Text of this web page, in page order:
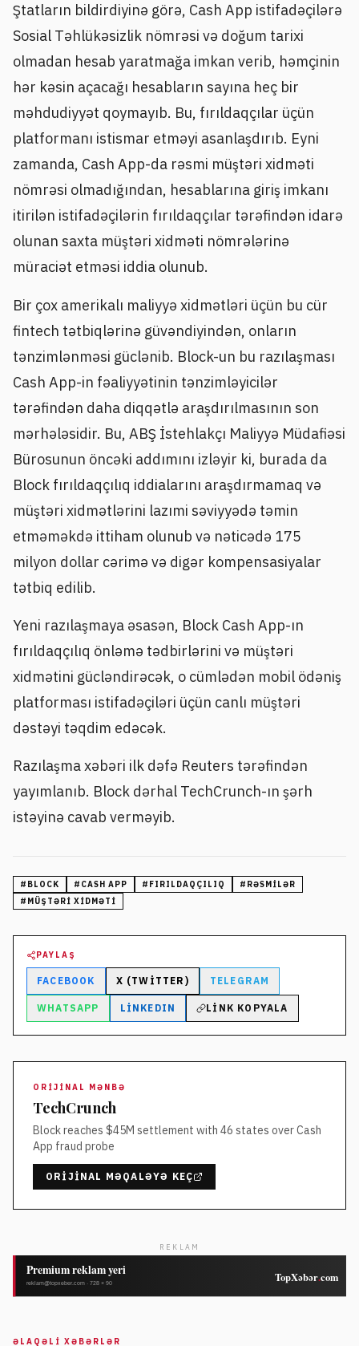
Ştatların bildirdiyinə görə, Cash App istifadəçilərə
Sosial Təhlükəsizlik nömrəsi və doğum tarixi
olmadan hesab yaratmağa imkan verib, həmçinin
hər kəsin açacağı hesabların sayına heç bir
məhdudiyyət qoymayıb. Bu, fırıldaqçılar üçün
platformanı istismar etməyi asanlaşdırıb. Eyni
zamanda, Cash App-da rəsmi müştəri xidməti
nömrəsi olmadığından, hesablarına giriş imkanı
itirilən istifadəçilərin fırıldaqçılar tərəfindən idarə
olunan saxta müştəri xidməti nömrələrinə
müraciət etməsi iddia olunub.
Bir çox amerikalı maliyyə xidmətləri üçün bu cür
fintech tətbiqlərinə güvəndiyindən, onların
tənzimlənməsi güclənib. Block-un bu razılaşması
Cash App-in fəaliyyətinin tənzimləyicilər
tərəfindən daha diqqətlə araşdırılmasının son
mərhələsidir. Bu, ABŞ İstehlakçı Maliyyə Müdafiəsi
Bürosunun öncəki addımını izləyir ki, burada da
Block fırıldaqçılıq iddialarını araşdırmamaq və
müştəri xidmətlərini lazımi səviyyədə təmin
etməməkdə ittiham olunub və nəticədə 175
milyon dollar cərimə və digər kompensasiyalar
tətbiq edilib.
Yeni razılaşmaya əsasən, Block Cash App-ın
fırıldaqçılıq önləmə tədbirlərini və müştəri
xidmətini gücləndirəcək, o cümlədən mobil ödəniş
platforması istifadəçiləri üçün canlı müştəri
dəstəyi təqdim edəcək.
Razılaşma xəbəri ilk dəfə Reuters tərəfindən
yayımlanıb. Block dərhal TechCrunch-ın şərh
istəyinə cavab verməyib.
# BLOCK # CASH APP # FIRILDAQÇILIQ # RƏSMILƏR
# MÜŞTƏRI XIDMƏTI
PAYLAŞ
FACEBOOK X (TWITTER) TELEGRAM
WHATSAPP LINKEDIN LINK KOPYALA
ORIJINAL MƏNBƏ
TechCrunch
Block reaches $45M settlement with 46 states over Cash
App fraud probe
ORIJINAL MƏQALƏYƏ KEÇ
REKLAM
ƏLAQƏLI XƏBƏRLƏR